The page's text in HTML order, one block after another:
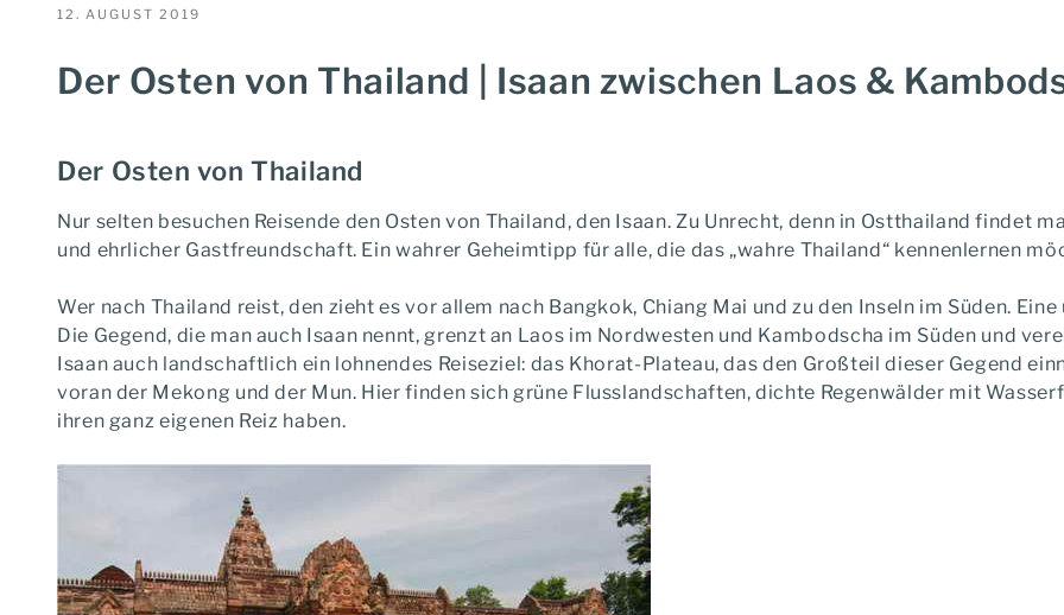
VERÖFFENTLICHT
12. AUGUST 2019
Der Osten von Thailand | Isaan zwischen Laos &
Der Osten von Thailand
Nur selten besuchen Reisende den Osten von Thailand, den Isaan. Zu Unrecht, denn in Ostthailand findet
und ehrlicher Gastfreundschaft. Ein wahrer Geheimtipp für alle, die das „wahre Thailand“ kennenlernen
Wer nach Thailand reist, den zieht es vor allem nach Bangkok, Chiang Mai und zu den Inseln im Süden.
Die Gegend, die man auch Isaan nennt, grenzt an Laos im Nordwesten und Kambodscha im Süden und
Isaan auch landschaftlich ein lohnendes Reiseziel: das Khorat-Plateau, das den Großteil dieser Gegend
voran der Mekong und der Mun. Hier finden sich grüne Flusslandschaften, dichte Regenwälder mit
ihren ganz eigenen Reiz haben.